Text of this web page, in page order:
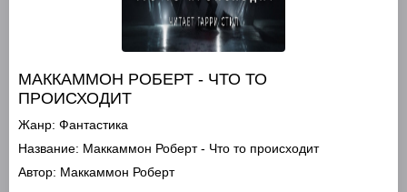
МАККАММОН РОБЕРТ - ЧТО ТО
ПРОИСХОДИТ
Жанр: Фантастика
Название: Маккаммон Роберт - Что то происходит
Автор: Маккаммон Роберт